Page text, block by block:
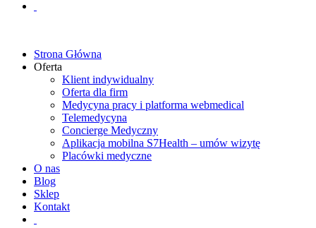
Strona Główna
Oferta
Klient indywidualny
Oferta dla firm
Medycyna pracy i platforma webmedical
Telemedycyna
Concierge Medyczny
Aplikacja mobilna S7Health – umów wizytę
Placówki medyczne
O nas
Blog
Sklep
Kontakt